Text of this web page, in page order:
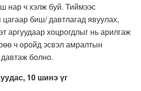
нар ч хэлж буй. Тиймээс
биш/ давтлагад явуулах,
аргуудаар хоцрогдлыг нь арилгаж
ч оройд эсвэл амралтын
болно.
10 шинэ үг